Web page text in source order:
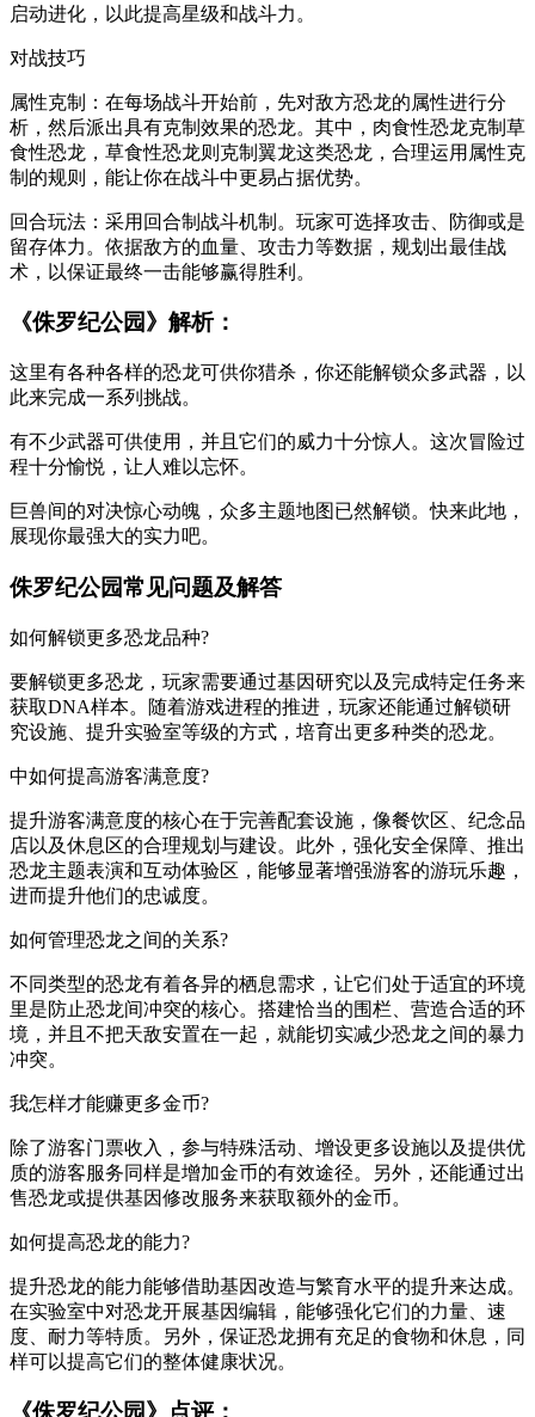
启动进化，以此提高星级和战斗力。
对战技巧
属性克制：在每场战斗开始前，先对敌方恐龙的属性进行分
析，然后派出具有克制效果的恐龙。其中，肉食性恐龙克制草
食性恐龙，草食性恐龙则克制翼龙这类恐龙，合理运用属性克
制的规则，能让你在战斗中更易占据优势。
回合玩法：采用回合制战斗机制。玩家可选择攻击、防御或是
留存体力。依据敌方的血量、攻击力等数据，规划出最佳战
术，以保证最终一击能够赢得胜利。
《侏罗纪公园》解析：
这里有各种各样的恐龙可供你猎杀，你还能解锁众多武器，以
此来完成一系列挑战。
有不少武器可供使用，并且它们的威力十分惊人。这次冒险过
程十分愉悦，让人难以忘怀。
巨兽间的对决惊心动魄，众多主题地图已然解锁。快来此地，
展现你最强大的实力吧。
侏罗纪公园常见问题及解答
如何解锁更多恐龙品种?
要解锁更多恐龙，玩家需要通过基因研究以及完成特定任务来
获取DNA样本。随着游戏进程的推进，玩家还能通过解锁研
究设施、提升实验室等级的方式，培育出更多种类的恐龙。
中如何提高游客满意度?
提升游客满意度的核心在于完善配套设施，像餐饮区、纪念品
店以及休息区的合理规划与建设。此外，强化安全保障、推出
恐龙主题表演和互动体验区，能够显著增强游客的游玩乐趣，
进而提升他们的忠诚度。
如何管理恐龙之间的关系?
不同类型的恐龙有着各异的栖息需求，让它们处于适宜的环境
里是防止恐龙间冲突的核心。搭建恰当的围栏、营造合适的环
境，并且不把天敌安置在一起，就能切实减少恐龙之间的暴力
冲突。
我怎样才能赚更多金币?
除了游客门票收入，参与特殊活动、增设更多设施以及提供优
质的游客服务同样是增加金币的有效途径。另外，还能通过出
售恐龙或提供基因修改服务来获取额外的金币。
如何提高恐龙的能力?
提升恐龙的能力能够借助基因改造与繁育水平的提升来达成。
在实验室中对恐龙开展基因编辑，能够强化它们的力量、速
度、耐力等特质。另外，保证恐龙拥有充足的食物和休息，同
样可以提高它们的整体健康状况。
《侏罗纪公园》点评：